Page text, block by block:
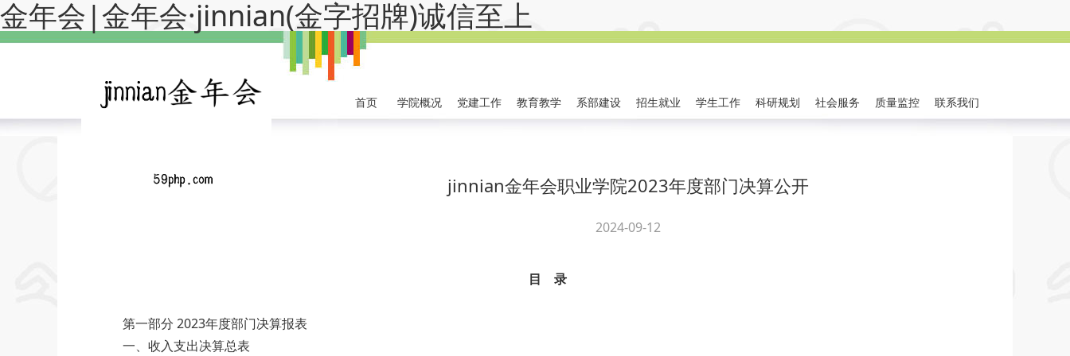
金年会|金年会·jinnian(金字招牌)诚信至上
首页 学院概况 党建工作 教育教学 系部建设 招生就业 学生工作 科研规划 社会服务 质量监控 联系我们
jinnian金年会职业学院2023年度部门决算公开
2024-09-12
目 录
第一部分 2023年度部门决算报表
一、收入支出决算总表